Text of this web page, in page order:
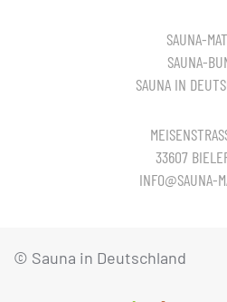
SAUNA-
SAUNA-
SAUNA IN
33607
INFO@SAUNA-
© Sauna in Deutschland